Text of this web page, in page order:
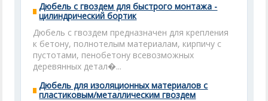
Дюбель с гвоздем для быстрого монтажа -
цилиндрический бортик
Дюбель с гвоздем предназначен для крепления
к бетону, полнотелым материалам, кирпичу с
пустотами, пенобетону всевозможных
деревянных детал�...
Дюбель для изоляционных материалов с
пластиковым/металлическим гвоздем